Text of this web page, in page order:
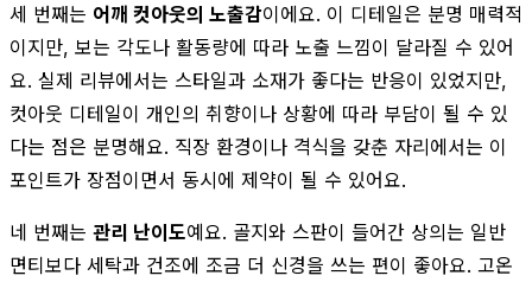
세 번째는 어깨 컷아웃의 노출감이에요. 이 디테일은 분명 매력적
이지만, 보는 각도나 활동량에 따라 노출 느낌이 달라질 수 있어
요. 실제 리뷰에서는 스타일과 소재가 좋다는 반응이 있었지만,
컷아웃 디테일이 개인의 취향이나 상황에 따라 부담이 될 수 있
다는 점은 분명해요. 직장 환경이나 격식을 갖춘 자리에서는 이
포인트가 장점이면서 동시에 제약이 될 수 있어요.
네 번째는 관리 난이도예요. 골지와 스판이 들어간 상의는 일반
면티보다 세탁과 건조에 조금 더 신경을 쓰는 편이 좋아요. 고온